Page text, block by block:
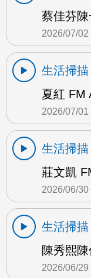
蔡佳芬
2026/07/02
生活掃描
夏紅 FM
2026/07/01
生活掃描
莊文凱
2026/06/30
生活掃描
陳秀熙
2026/06/29